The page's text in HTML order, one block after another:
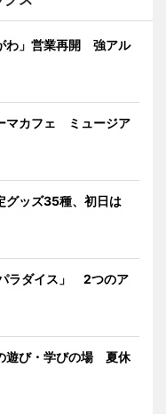
わ」営業再開 強アル
マカフェ ミュージア
ッズ35種、初日は
ラダイス」 2つのア
遊び・学びの場 夏休